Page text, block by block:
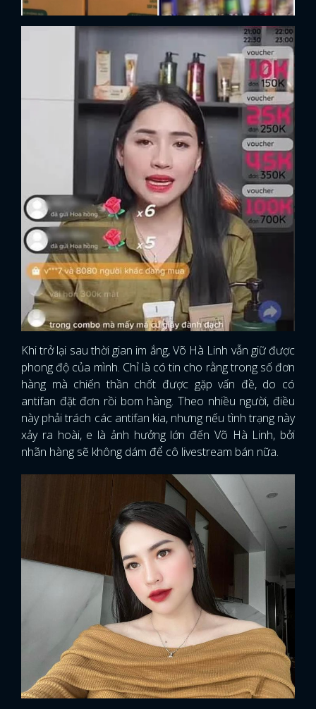
Khi trở lại sau thời gian im ắng, Võ Hà Linh vẫn giữ được
phong độ của mình. Chỉ là có tin cho rằng trong số đơn
hàng mà chiến thần chốt được gặp vấn đề, do có
antifan đặt đơn rồi bom hàng. Theo nhiều người, điều
này phải trách các antifan kia, nhưng nếu tình trạng này
xảy ra hoài, e là ảnh hưởng lớn đến Võ Hà Linh, bởi
nhãn hàng sẽ không dám để cô livestream bán nữa.